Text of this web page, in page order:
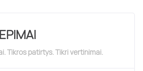
Tikros patirtys. Tikri vertinimai.